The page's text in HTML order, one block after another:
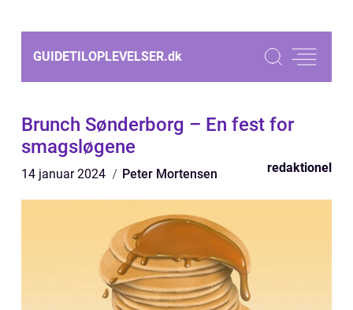
GUIDETILOPLEVELSER.dk
Brunch Sønderborg – En fest for
smagsløgene
14 januar 2024 Peter Mortensen redaktionel